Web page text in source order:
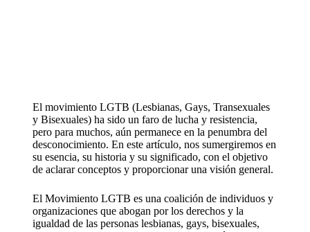
El movimiento LGTB (Lesbianas, Gays, Transexuales
y Bisexuales) ha sido un faro de lucha y resistencia,
pero para muchos, aún permanece en la penumbra del
desconocimiento. En este artículo, nos sumergiremos en
su esencia, su historia y su significado, con el objetivo
de aclarar conceptos y proporcionar una visión general.
El Movimiento LGTB es una coalición de individuos y
organizaciones que abogan por los derechos y la
igualdad de las personas lesbianas, gays, bisexuales,